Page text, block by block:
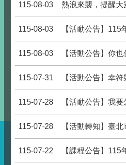
115-08-03 熱浪來襲，提醒
115-08-03 【活動公告】115年8月31日、9
115-08-03 【活動公告】你也值得被
115-07-31 【活動公告】幸符製造
115-07-28 【活動公告】我要怎麼交朋友
115-07-28 【活動轉知】臺北市家庭教育中心115年親
115-07-22 【課程公告】115年8月認輔志工暨家長親職教